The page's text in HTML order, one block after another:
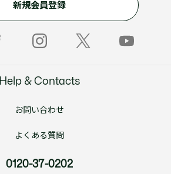
新規会員登録
Help & Contacts
お問い合わせ
よくある質問
0120-37-0202